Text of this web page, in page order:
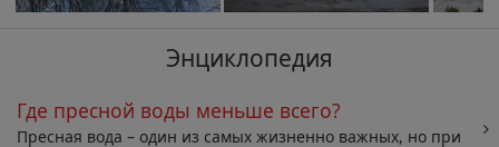
Энциклопедия
Где пресной воды меньше всего?
Пресная вода – один из самых жизненно важных, но при